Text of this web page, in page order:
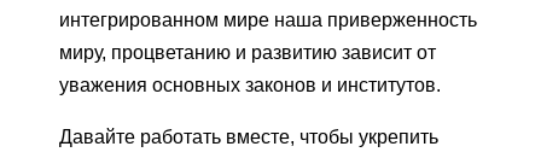
интегрированном мире наша приверженность
миру, процветанию и развитию зависит от
уважения основных законов и институтов.
Давайте работать вместе, чтобы укрепить